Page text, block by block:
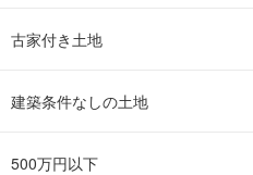
古家付き土地
建築条件なしの土地
500万円以下